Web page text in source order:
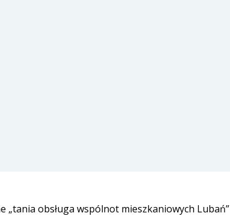
„tania obsługa wspólnot mieszkaniowych Lubań”